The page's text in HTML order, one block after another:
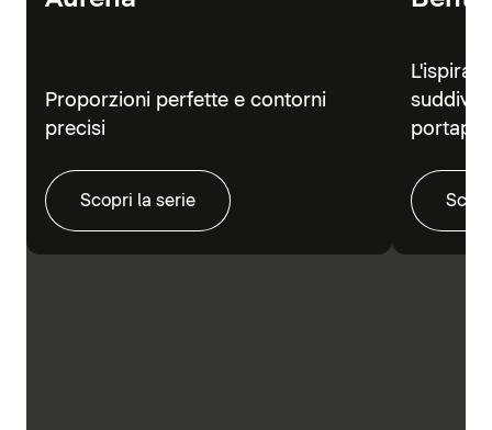
Proporzioni perfette e contorni
precisi
Scopri la serie